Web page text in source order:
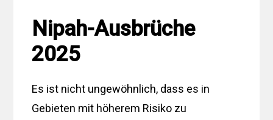
Nipah-Ausbrüche
2025
Es ist nicht ungewöhnlich, dass es in
Gebieten mit höherem Risiko zu